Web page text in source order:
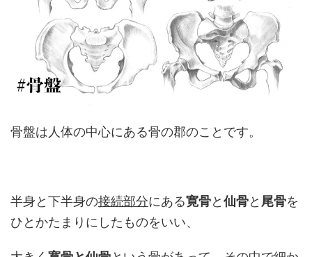
骨盤は人体の中心にある骨の郡のことです。
半身と下半身の接続部分にある寛骨と 仙骨と 尾骨を
ひとかたまりにしたものをいい、